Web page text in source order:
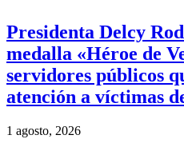
Presidenta Delcy
medalla «Héroe de
servidores públicos
atención a víctimas
1 agosto, 2026